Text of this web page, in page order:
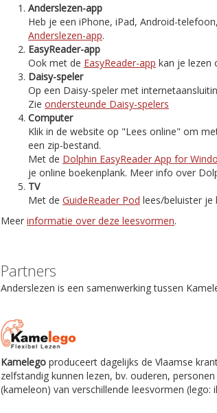
Anderslezen-app
Heb je een iPhone, iPad, Android-
Anderslezen-app.
EasyReader-app
Ook met de EasyReader-app kan je lezen
Daisy-speler
Op een Daisy-speler met
Zie ondersteunde Daisy-spelers
Computer
Klik in de website op "Lees online" om
een zip-bestand.
Met de Dolphin EasyReader App for
je online boekenplank. Meer info over
TV
Met de GuideReader Pod lees/beluister je
Meer informatie over deze leesvormen.
Partners
Anderslezen is een samenwerking tussen
Kamelego produceert dagelijks de Vlaamse
zelfstandig kunnen lezen, bv. ouderen,
(kameleon) van verschillende leesvormen (lego: